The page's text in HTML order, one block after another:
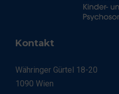
Kontakt
Währinger Gürtel 18-20
1090 Wien